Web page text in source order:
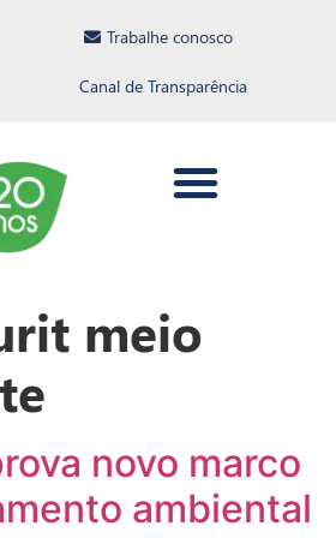
Trabalhe conosco
Canal de Transparência
meio
novo marco
ambiental